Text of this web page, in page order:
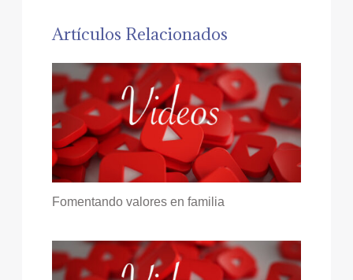
Artículos Relacionados
Fomentando valores en familia